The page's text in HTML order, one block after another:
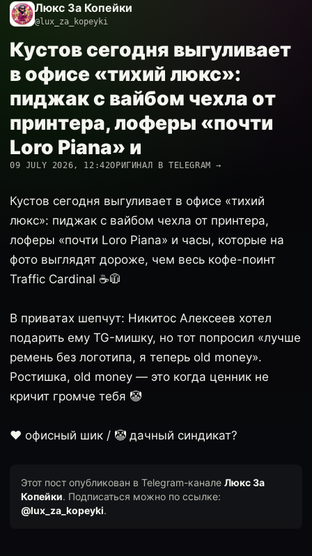
Люкс За Копейки
@lux_za_kopeyki
Кустов сегодня выгуливает
в офисе «тихий люкс»:
пиджак с вайбом чехла от
принтера, лоферы «почти
Loro Piana» и
09 JULY 2026, 12:42ОРИГИНАЛ В TELEGRAM →
Кустов сегодня выгуливает в офисе «тихий
люкс»: пиджак с вайбом чехла от принтера,
лоферы «почти Loro Piana» и часы, которые на
фото выглядят дороже, чем весь кофе-поинт
Traffic Cardinal ☕️🧥
В приватах шепчут: Никитос Алексеев хотел
подарить ему TG-мишку, но тот попросил «лучше
ремень без логотипа, я теперь old money».
Ростишка, old money — это когда ценник не
кричит громче тебя 🤡
❤️ офисный шик / 🤡 дачный синдикат?
Этот пост опубликован в Telegram-канале Люкс За
Копейки. Подписаться можно по ссылке:
@lux_za_kopeyki.